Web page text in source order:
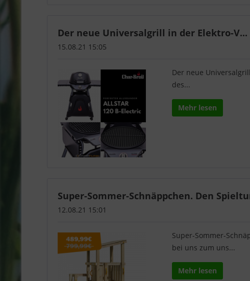
Der neue Universalgrill in der Elektro-V...
15.08.21 15:05
Der neue
des...
Mehr lesen
Super-Sommer-Schnäppchen. Den
12.08.21 15:01
Super-Sommer-
bei uns zum uns...
Mehr lesen